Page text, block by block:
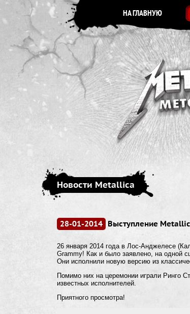
НА ГЛАВНУЮ
Новости Metallica
28-01-2014 Выступление
26 января 2014 года в Лос-Анджелесе
Grammy! Как и было заявлено, на одной
Они исполнили новую версию из
Помимо них на церемонии играли Ринго
известных исполнителей.
Приятного просмотра!